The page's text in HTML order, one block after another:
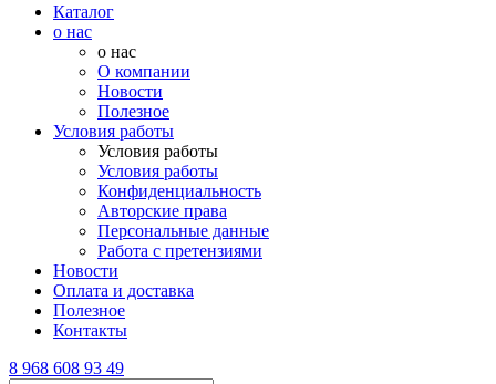
Каталог
о нас
о нас
О компании
Новости
Полезное
Условия работы
Условия работы
Условия работы
Конфиденциальность
Авторские права
Персональные данные
Работа с претензиями
Новости
Оплата и доставка
Полезное
Контакты
8 968 608 93 49